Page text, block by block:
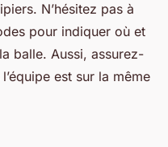
N’hésitez pas à
pour indiquer où et
balle. Aussi, assurez-
est sur la même